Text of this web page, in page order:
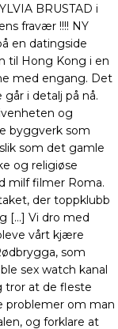
BRUSTAD i
fravær !!!! NY
en datingside
til Hong Kong i en
med engang. Det
i detalj på nå.
og
byggverk som
som det gamle
og religiøse
milf filmer Roma.
der toppklubb
[…] Vi dro med
vårt kjære
som
sex watch kanal
tror at de fleste
problemer om man
og forklare at